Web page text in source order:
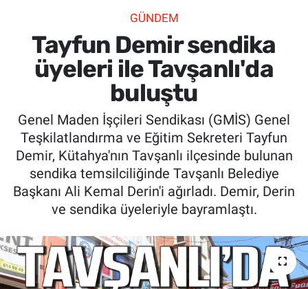
GÜNDEM
Tayfun Demir sendika
üyeleri ile Tavşanlı'da
buluştu
Genel Maden İşçileri Sendikası (GMİS) Genel
Teşkilatlandırma ve Eğitim Sekreteri Tayfun
Demir, Kütahya'nın Tavşanlı ilçesinde bulunan
sendika temsilciliğinde Tavşanlı Belediye
Başkanı Ali Kemal Derin'i ağırladı. Demir, Derin
ve sendika üyeleriyle bayramlaştı.
SPOR